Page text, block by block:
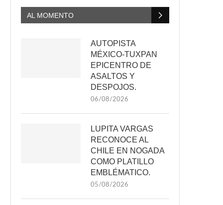
AL MOMENTO
AUTOPISTA
MÉXICO-TUXPAN
EPICENTRO DE
ASALTOS Y
DESPOJOS.
06/08/2026
LUPITA VARGAS
RECONOCE AL
CHILE EN NOGADA
COMO PLATILLO
EMBLÉMATICO.
05/08/2026